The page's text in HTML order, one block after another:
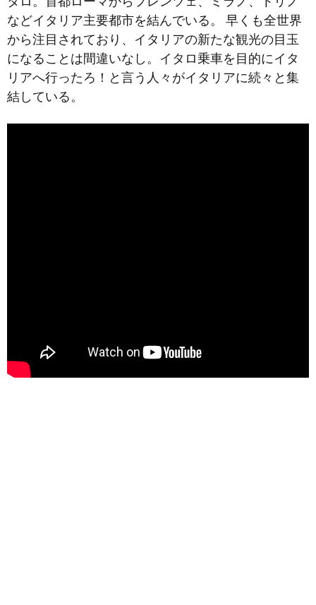
などイタリア主要都市を結んでいる。 早くも全世界
から注目されており、イタリアの新たな観光の目玉
になることは間違いなし。イタロ乗車を目的にイタ
リアへ行ったろ！と言う人々がイタリアに続々と集
結している。